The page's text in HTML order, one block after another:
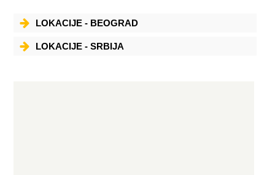
LOKACIJE - BEOGRAD
LOKACIJE - SRBIJA